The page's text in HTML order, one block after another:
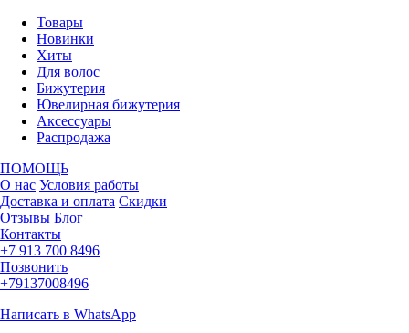
Товары
Новинки
Хиты
Для волос
Бижутерия
Ювелирная бижутерия
Аксессуары
Распродажа
ПОМОЩЬ
О нас Условия работы
Доставка и оплата Скидки
Отзывы Блог
Контакты
+7 913 700 8496
Позвонить
+79137008496
Написать в WhatsApp